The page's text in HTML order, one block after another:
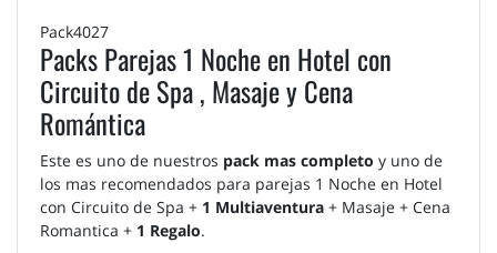
Pack4027
Packs Parejas 1 Noche en Hotel con
Circuito de Spa , Masaje y Cena
Romántica
Este es uno de nuestros pack mas completo y uno de
los mas recomendados para parejas 1 Noche en Hotel
con Circuito de Spa + 1 Multiaventura + Masaje + Cena
Romantica + 1 Regalo.